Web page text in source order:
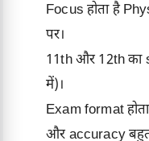
Focus होता है
पर।
11th और 12th का
में)।
Exam format
और accuracy